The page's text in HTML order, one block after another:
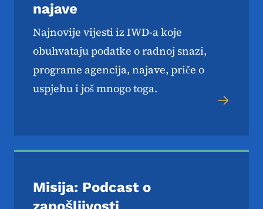
najave
Najnovije vijesti iz IWD-a koje
obuhvataju podatke o radnoj snazi,
programe agencija, najave, priče o
uspjehu i još mnogo toga.
Misija: Podcast o